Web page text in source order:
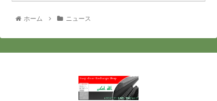
ホーム ニュース